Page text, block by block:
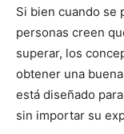
Si bien cuando se
personas creen
superar, los
obtener una
está diseñado
sin importar su